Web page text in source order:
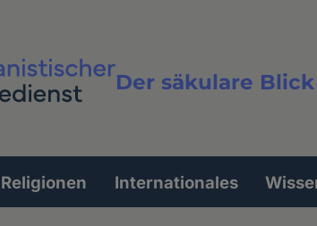
Der säkulare
Volltextsuche
Religionen Internationales